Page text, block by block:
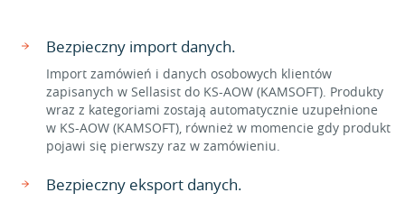
Bezpieczny import danych.
Import zamówień i danych osobowych klientów
zapisanych w Sellasist do KS-AOW (KAMSOFT). Produkty
wraz z kategoriami zostają automatycznie uzupełnione
w KS-AOW (KAMSOFT), również w momencie gdy produkt
pojawi się pierwszy raz w zamówieniu.
Bezpieczny eksport danych.